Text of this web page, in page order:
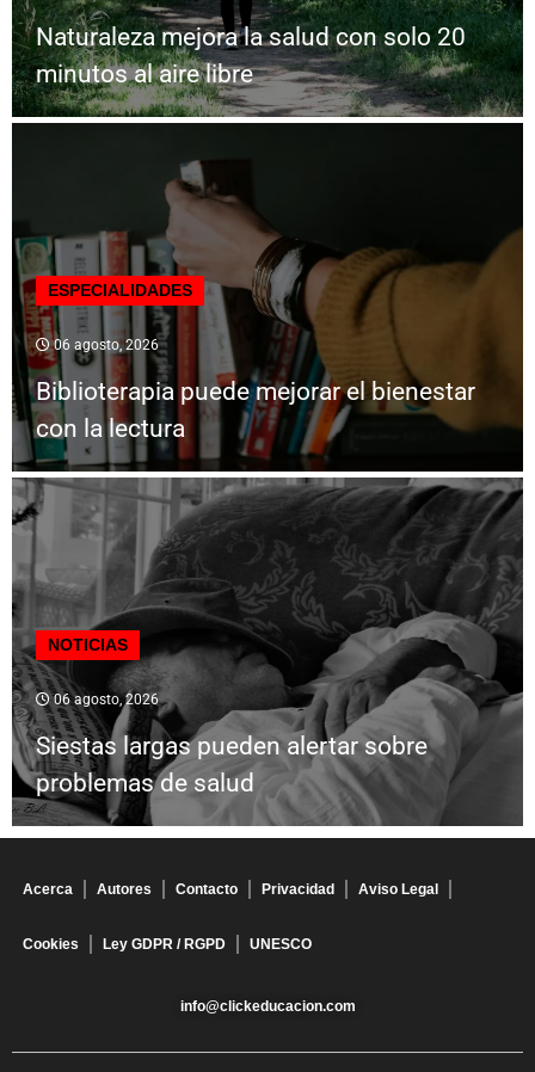
Naturaleza mejora la salud con solo 20
minutos al aire libre
ESPECIALIDADES
06 agosto, 2026
Biblioterapia puede mejorar el bienestar
con la lectura
NOTICIAS
06 agosto, 2026
Siestas largas pueden alertar sobre
problemas de salud
Acerca Autores Contacto Privacidad Aviso Legal
Cookies Ley GDPR / RGPD UNESCO
info@clickeducacion.com